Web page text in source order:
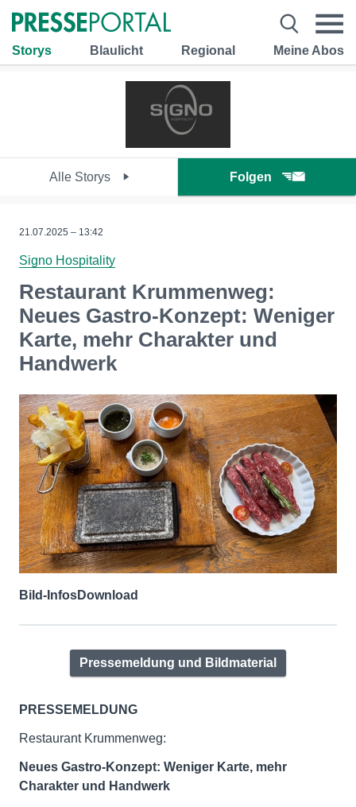
Storys Blaulicht Regional Meine Abos
Alle Storys Folgen
21.07.2025 – 13:42
Signo Hospitality
Restaurant Krummenweg:
Neues Gastro-Konzept: Weniger
Karte, mehr Charakter und
Handwerk
Bild-InfosDownload
Pressemeldung und Bildmaterial
PRESSEMELDUNG
Restaurant Krummenweg:
Neues Gastro-Konzept: Weniger Karte, mehr
Charakter und Handwerk